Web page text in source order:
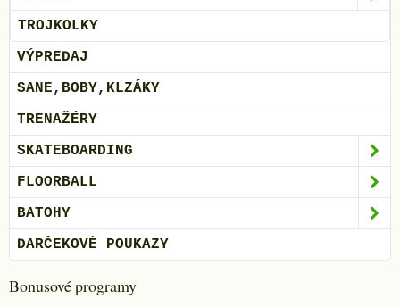
TROJKOLKY
VÝPREDAJ
SANE,BOBY,KLZÁKY
TRENAŽÉRY
SKATEBOARDING
FLOORBALL
BATOHY
DARČEKOVÉ POUKAZY
Bonusové programy